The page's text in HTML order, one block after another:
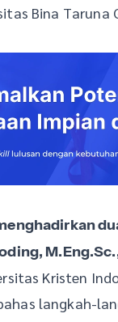
Bina
Kristen
langkah-